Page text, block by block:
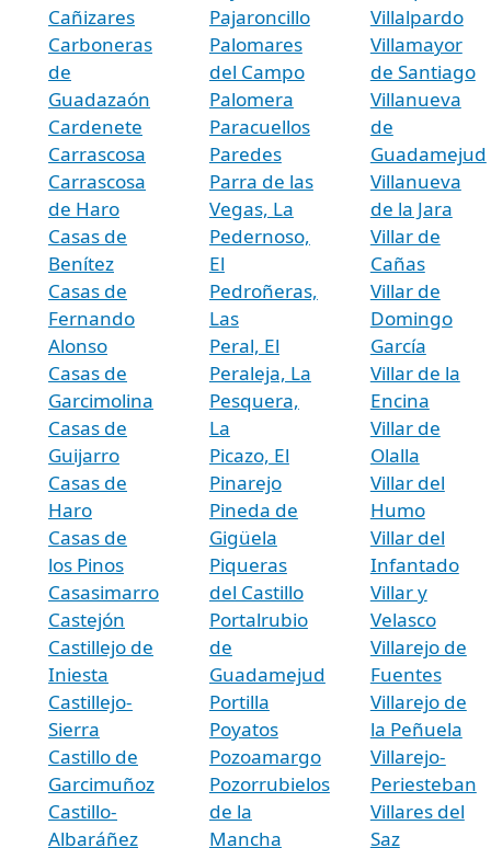
Cañizares
Carboneras
de
Guadazaón
Cardenete
Carrascosa
Carrascosa
de Haro
Casas de
Benítez
Casas de
Fernando
Alonso
Casas de
Garcimolina
Casas de
Guijarro
Casas de
Haro
Casas de
los Pinos
Casasimarro
Castejón
Castillejo de
Iniesta
Castillejo-
Sierra
Castillo de
Garcimuñoz
Castillo-
Albaráñez
Pajaroncillo
Palomares
del Campo
Palomera
Paracuellos
Paredes
Parra de las
Vegas, La
Pedernoso,
El
Pedroñeras,
Las
Peral, El
Peraleja, La
Pesquera,
La
Picazo, El
Pinarejo
Pineda de
Gigüela
Piqueras
del Castillo
Portalrubio
de
Guadamejud
Portilla
Poyatos
Pozoamargo
Pozorrubielos
de la
Mancha
Villalpardo
Villamayor
de Santiago
Villanueva
de
Guadamejud
Villanueva
de la Jara
Villar de
Cañas
Villar de
Domingo
García
Villar de la
Encina
Villar de
Olalla
Villar del
Humo
Villar del
Infantado
Villar y
Velasco
Villarejo de
Fuentes
Villarejo de
la Peñuela
Villarejo-
Periesteban
Villares del
Saz